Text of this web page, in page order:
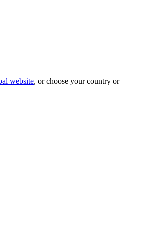
website, or choose your country or